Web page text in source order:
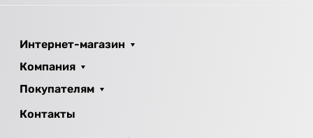
Интернет-магазин
Компания
Покупателям
Контакты